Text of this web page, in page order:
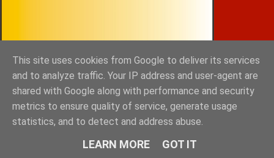
ΒΕΚΡΑΚΟΣ
This site uses cookies from Google to deliver its services
and to analyze traffic. Your IP address and user-agent are
shared with Google along with performance and security
metrics to ensure quality of service, generate usage
statistics, and to detect and address abuse.
LEARN MORE GOT IT